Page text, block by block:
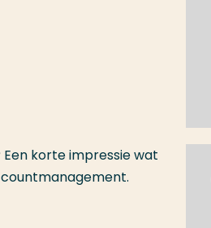
korte impressie wat